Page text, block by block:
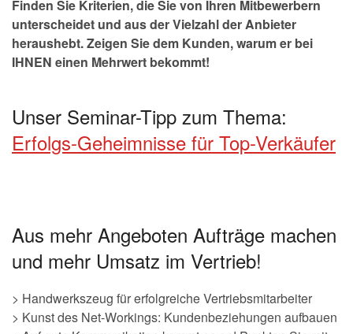
Finden Sie Kriterien, die Sie von Ihren Mitbewerbern
unterscheidet und aus der Vielzahl der Anbieter
heraushebt. Zeigen Sie dem Kunden, warum er bei
IHNEN einen Mehrwert bekommt!
Unser Seminar-Tipp zum Thema:
Erfolgs-Geheimnisse für Top-Verkäufer
Aus mehr Angeboten Aufträge machen
und mehr Umsatz im Vertrieb!
> Handwerkszeug für erfolgreiche Vertriebsmitarbeiter
> Kunst des Net-Workings: Kundenbeziehungen aufbauen